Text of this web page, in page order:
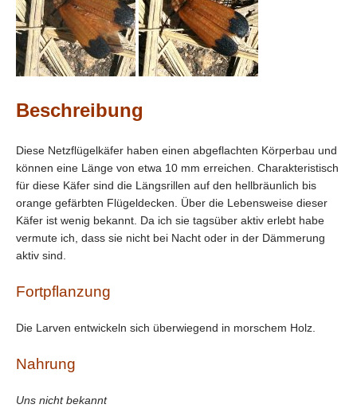
Beschreibung
Diese Netzflügelkäfer haben einen abgeflachten Körperbau und
können eine Länge von etwa 10 mm erreichen. Charakteristisch
für diese Käfer sind die Längsrillen auf den hellbräunlich bis
orange gefärbten Flügeldecken. Über die Lebensweise dieser
Käfer ist wenig bekannt. Da ich sie tagsüber aktiv erlebt habe
vermute ich, dass sie nicht bei Nacht oder in der Dämmerung
aktiv sind.
Fortpflanzung
Die Larven entwickeln sich überwiegend in morschem Holz.
Nahrung
Uns nicht bekannt